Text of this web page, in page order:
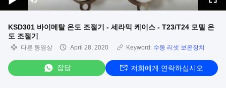
KSD301 바이메탈 온도 조절기 - 세라믹 케이스 - T23/T24 모델 온
도 조절기
다른 동영상 April 28, 2020 Keyword: 수동 리셋 보온장치
잡담 저희에게 연락하십시오